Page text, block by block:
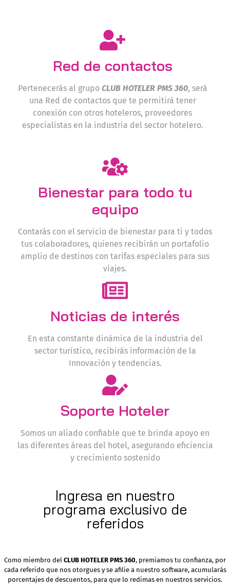
Red de contactos
Pertenecerás al grupo CLUB HOTELER PMS 360, será
una Red de contactos que te permitirá tener
conexión con otros hoteleros, proveedores
especialistas en la industria del sector hotelero.
Bienestar para todo tu
equipo
Contarás con el servicio de bienestar para ti y todos
tus colaboradores, quienes recibirán un portafolio
amplio de destinos con tarifas especiales para sus
viajes.
Noticias de interés
En esta constante dinámica de la industria del
sector turístico, recibirás información de la
Innovación y tendencias.
Soporte Hoteler
Somos un aliado confiable que te brinda apoyo en
las diferentes áreas del hotel, asegurando eficiencia
y crecimiento sostenido
Ingresa en nuestro
programa exclusivo de
referidos
Como miembro del CLUB HOTELER PMS 360, premiamos tu confianza, por
cada referido que nos otorgues y se afilie a nuestro software, acumularás
porcentajes de descuentos, para que lo redimas en nuestros servicios.